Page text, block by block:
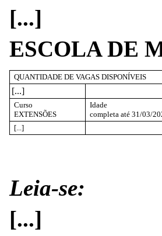
[...]
ESCOLA DE
QUANTIDADE DE VAGAS DISPONÍVEIS
[...]
Curso
EXTENSÕES
Idade
completa até 31/03/
[...]
Leia-se:
[...]